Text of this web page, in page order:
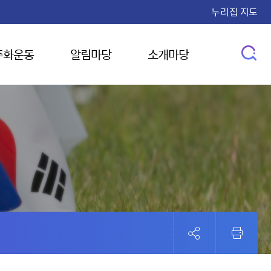
누리집 지도
운동 알림마당 소개마당